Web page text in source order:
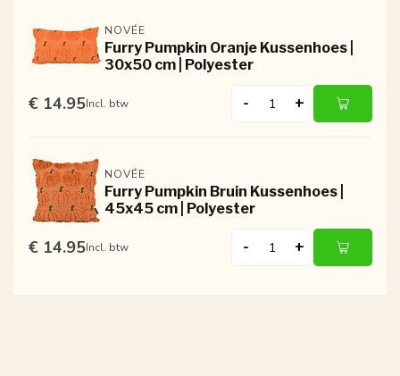
NOVÉE
Furry Pumpkin Oranje Kussenhoes |
30x50 cm | Polyester
€ 14.95Incl. btw - +
NOVÉE
Furry Pumpkin Bruin Kussenhoes |
45x45 cm | Polyester
€ 14.95Incl. btw - +